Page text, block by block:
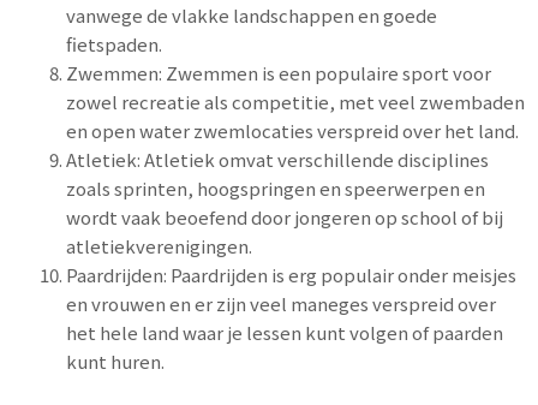
vanwege de vlakke landschappen en goede
fietspaden.
Zwemmen: Zwemmen is een populaire sport voor
zowel recreatie als competitie, met veel zwembaden
en open water zwemlocaties verspreid over het land.
Atletiek: Atletiek omvat verschillende disciplines
zoals sprinten, hoogspringen en speerwerpen en
wordt vaak beoefend door jongeren op school of bij
atletiekverenigingen.
Paardrijden: Paardrijden is erg populair onder meisjes
en vrouwen en er zijn veel maneges verspreid over
het hele land waar je lessen kunt volgen of paarden
kunt huren.